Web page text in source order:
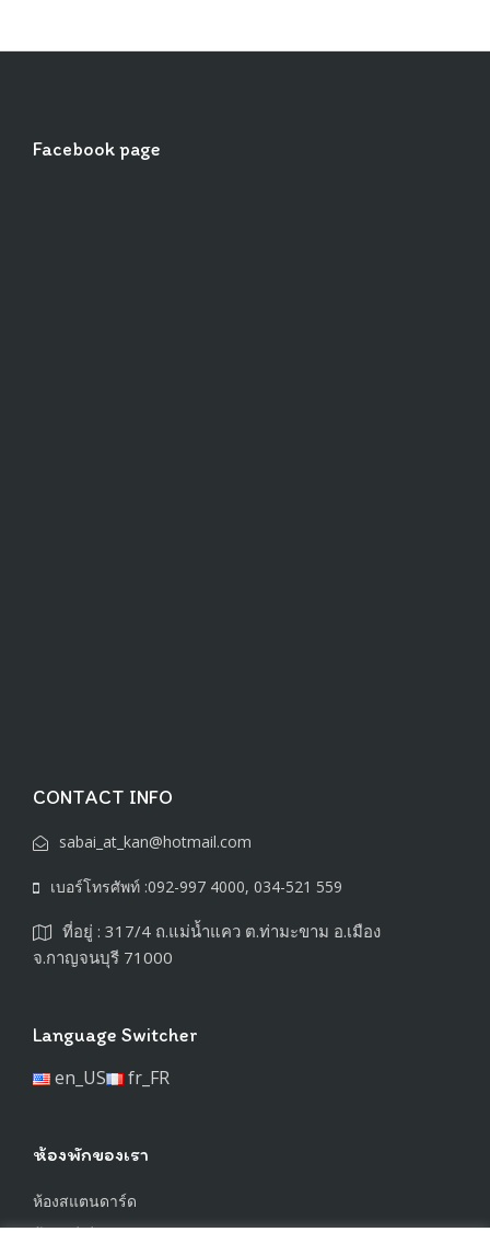
Facebook page
CONTACT INFO
sabai_at_kan@hotmail.com
เบอร์โทรศัพท์ :092-997 4000, 034-521 559
ที่อยู่ : 317/4 ถ.แม่น้ำแคว ต.ท่ามะขาม อ.เมือง
จ.กาญจนบุรี 71000
Language Switcher
en_US
fr_FR
ห้องพักของเรา
ห้องสแตนดาร์ด
ห้องซูพีเรีย